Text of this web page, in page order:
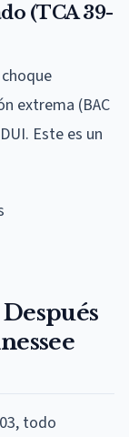
(TCA 39-
extrema (BAC
Este es un
todo